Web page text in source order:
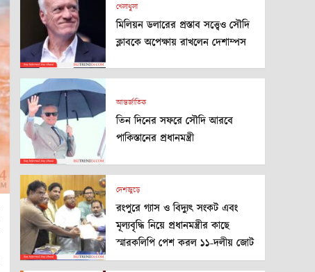
খেলাধুলা
মিলিয়ন ডলারের প্রস্তাব সত্ত্বেও সৌদি
ক্লাবকে অপেক্ষায় রাখলেন দেশাম্পস
আন্তর্জাতিক
তিন দিনের সফরে সৌদি আরবে
পাকিস্তানের প্রধানমন্ত্রী
দেশজুড়ে
রংপুরে গ্যাস ও বিদ্যুৎ সংকট এবং
মূল্যবৃদ্ধি নিয়ে প্রধানমন্ত্রীর কাছে
স্মারকলিপি পেশ করল ১১-দলীয় জোট